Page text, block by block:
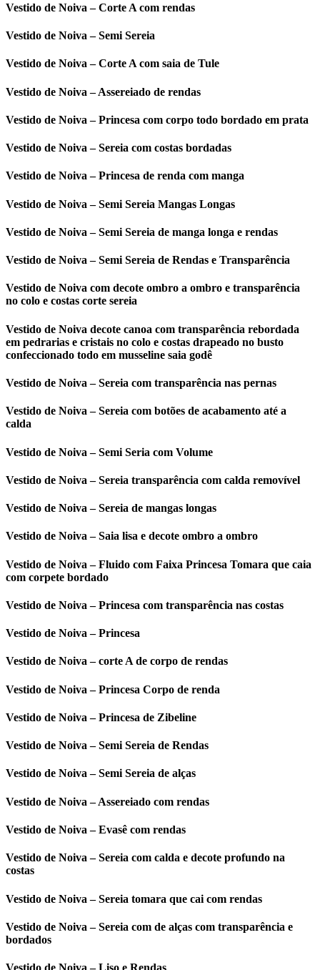
Vestido de Noiva – Corte A com rendas
Vestido de Noiva – Semi Sereia
Vestido de Noiva – Corte A com saia de Tule
Vestido de Noiva – Assereiado de rendas
Vestido de Noiva – Princesa com corpo todo bordado em prata
Vestido de Noiva – Sereia com costas bordadas
Vestido de Noiva – Princesa de renda com manga
Vestido de Noiva – Semi Sereia Mangas Longas
Vestido de Noiva – Semi Sereia de manga longa e rendas
Vestido de Noiva – Semi Sereia de Rendas e Transparência
Vestido de Noiva com decote ombro a ombro e transparência
no colo e costas corte sereia
Vestido de Noiva decote canoa com transparência rebordada
em pedrarias e cristais no colo e costas drapeado no busto
confeccionado todo em musseline saia godê
Vestido de Noiva – Sereia com transparência nas pernas
Vestido de Noiva – Sereia com botões de acabamento até a
calda
Vestido de Noiva – Semi Seria com Volume
Vestido de Noiva – Sereia transparência com calda removível
Vestido de Noiva – Sereia de mangas longas
Vestido de Noiva – Saia lisa e decote ombro a ombro
Vestido de Noiva – Fluido com Faixa Princesa Tomara que caia
com corpete bordado
Vestido de Noiva – Princesa com transparência nas costas
Vestido de Noiva – Princesa
Vestido de Noiva – corte A de corpo de rendas
Vestido de Noiva – Princesa Corpo de renda
Vestido de Noiva – Princesa de Zibeline
Vestido de Noiva – Semi Sereia de Rendas
Vestido de Noiva – Semi Sereia de alças
Vestido de Noiva – Assereiado com rendas
Vestido de Noiva – Evasê com rendas
Vestido de Noiva – Sereia com calda e decote profundo na
costas
Vestido de Noiva – Sereia tomara que cai com rendas
Vestido de Noiva – Sereia com de alças com transparência e
bordados
Vestido de Noiva – Liso e Rendas